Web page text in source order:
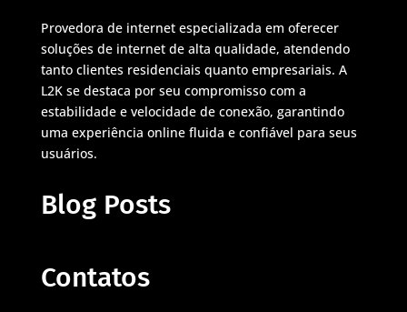
Provedora de internet especializada em oferecer
soluções de internet de alta qualidade, atendendo
tanto clientes residenciais quanto empresariais. A
L2K se destaca por seu compromisso com a
estabilidade e velocidade de conexão, garantindo
uma experiência online fluida e confiável para seus
usuários.
Blog Posts
Contatos